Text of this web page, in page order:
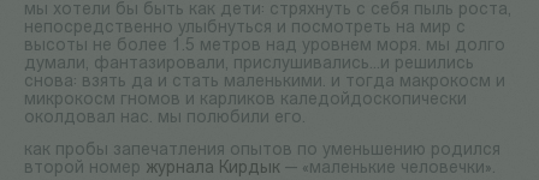
мы хотели бы быть как дети: стряхнуть с себя пыль роста,
непосредственно улыбнуться и посмотреть на мир с
высоты не более 1.5 метров над уровнем моря. мы долго
думали, фантазировали, прислушивались...и решились
снова: взять да и стать маленькими. и тогда макрокосм и
микрокосм гномов и карликов каледойдоскопически
околдовал нас. мы полюбили его.
как пробы запечатления опытов по уменьшению родился
второй номер журнала Кирдык — «маленькие человечки».